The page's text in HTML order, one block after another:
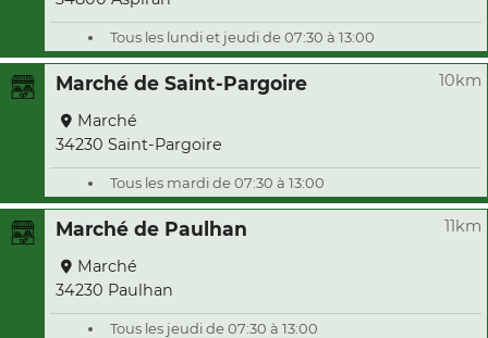
Tous les lundi et jeudi de 07:30 à 13:00
Marché de Saint-Pargoire 10km
Marché
34230 Saint-Pargoire
Tous les mardi de 07:30 à 13:00
Marché de Paulhan 11km
Marché
34230 Paulhan
Tous les jeudi de 07:30 à 13:00